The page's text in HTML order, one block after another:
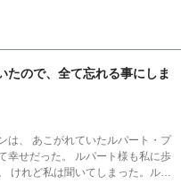
たので、全て忘れる事にしま
は、 あこがれていたルパート・プ
ルパート様も私に歩
けれど私は聞いてしまった。ルパ